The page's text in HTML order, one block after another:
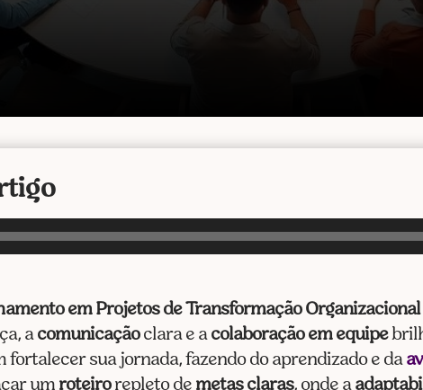
em Projetos de Transformação Organizacional
a comunicaçãoclara e a colaboração em equipe
fortalecer sua jornada, fazendo do aprendizado e da
um roteirorepleto de metas claras, onde a